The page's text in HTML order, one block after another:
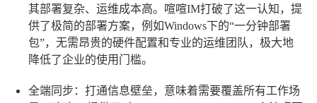
其部署复杂、运维成本高。喧喧IM打破了这一认知，提
供了极简的部署方案，例如Windows下的“一分钟部署
包”，无需昂贵的硬件配置和专业的运维团队，极大地
降低了企业的使用门槛。
全端同步 ：打通信息壁垒，意味着需要覆盖所有工作场